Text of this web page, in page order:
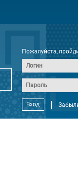
Пожалуйста,
Вход